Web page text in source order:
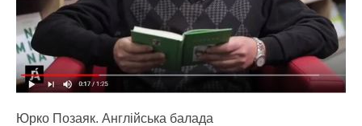
Юрко Позаяк. Англійська балада